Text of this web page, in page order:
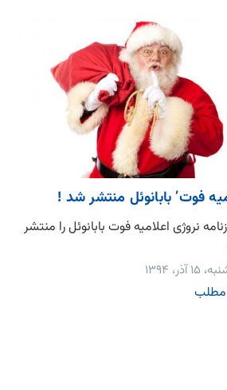
فوت’ بابانوئل منتشر شد !
نروژی اعلامیه فوت بابانوئل را منتشر
آذر، ۱۳۹۴
مطلب